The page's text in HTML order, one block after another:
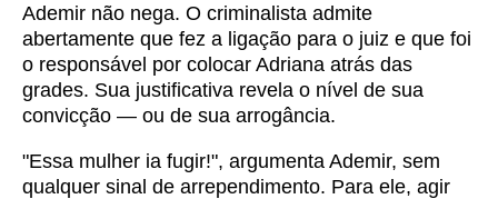
Ademir não nega. O criminalista admite
abertamente que fez a ligação para o juiz e que foi
o responsável por colocar Adriana atrás das
grades. Sua justificativa revela o nível de sua
convicção — ou de sua arrogância.
"Essa mulher ia fugir!", argumenta Ademir, sem
qualquer sinal de arrependimento. Para ele, agir